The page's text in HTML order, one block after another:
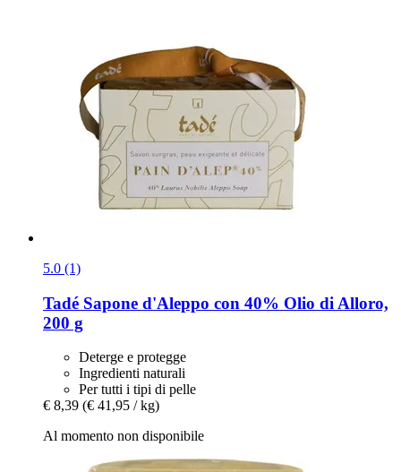
5.0 (1)
Tadé Sapone d'Aleppo con 40% Olio di Alloro,
200 g
Deterge e protegge
Ingredienti naturali
Per tutti i tipi di pelle
€ 8,39 (€ 41,95 / kg)
Al momento non disponibile